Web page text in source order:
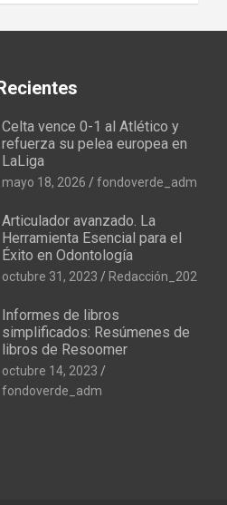
Celta vence 0-1 al Atlético y
refuerza su pelea europea en
LaLiga
mayo 18, 2026 fondoverde_adm
Articulador avanzado. La
Herramienta Esencial para el
Éxito en Odontología
octubre 31, 2023 Redacción_202
Informes de libros
simplificados: Resúmenes de
libros de Resoomer
octubre 14, 2023
fondoverde_adm